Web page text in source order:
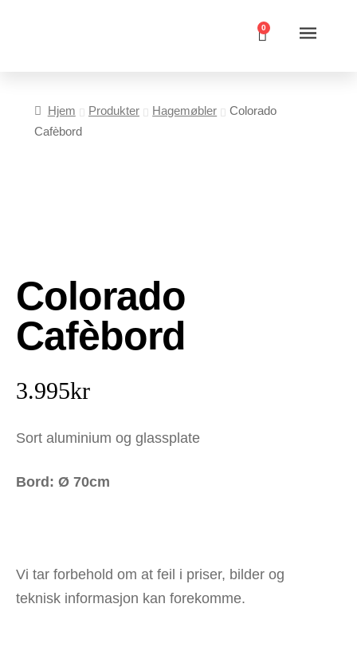
0
Hjem Produkter Hagemøbler
Colorado
Cafèbord
Colorado
Cafèbord
3.995kr
Sort aluminium og glassplate
Bord: Ø 70cm
Vi tar forbehold om at feil i priser, bilder og
teknisk informasjon kan forekomme.